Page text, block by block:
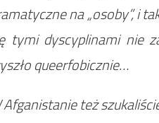
na „osoby”, i
tymi dyscyplinami nie
queerfobicznie…
Afganistanie też